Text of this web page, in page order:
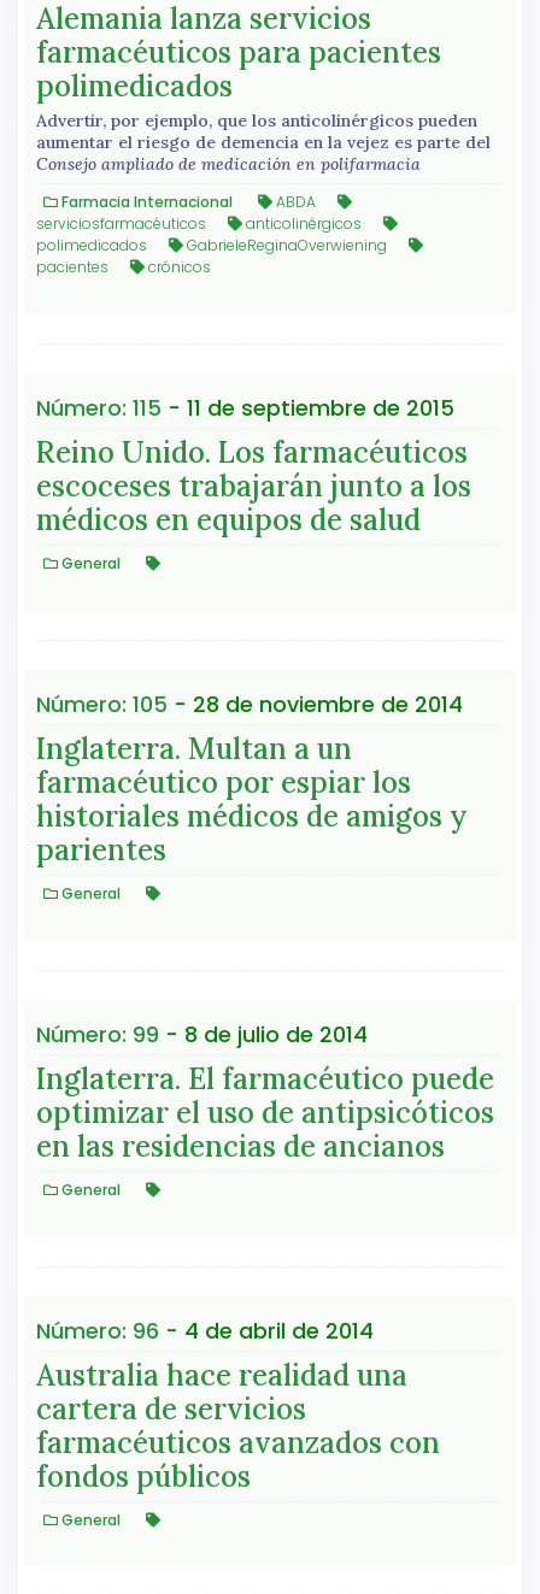
Alemania lanza servicios
farmacéuticos para pacientes
polimedicados
Advertir, por ejemplo, que los anticolinérgicos pueden
aumentar el riesgo de demencia en la vejez es parte del
Consejo ampliado de medicación en polifarmacia
Farmacia Internacional
ABDA
serviciosfarmacéuticos
anticolinérgicos
polimedicados
GabrieleReginaOverwiening
pacientes
crónicos
Número: 115 - 11 de septiembre de 2015
Reino Unido. Los farmacéuticos
escoceses trabajarán junto a los
médicos en equipos de salud
General
Número: 105 - 28 de noviembre de 2014
Inglaterra. Multan a un
farmacéutico por espiar los
historiales médicos de amigos y
parientes
General
Número: 99 - 8 de julio de 2014
Inglaterra. El farmacéutico puede
optimizar el uso de antipsicóticos
en las residencias de ancianos
General
Número: 96 - 4 de abril de 2014
Australia hace realidad una
cartera de servicios
farmacéuticos avanzados con
fondos públicos
General